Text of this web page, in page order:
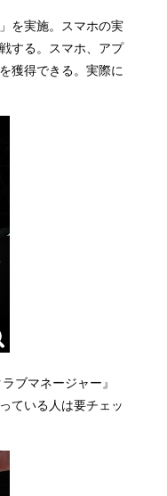
を実施。スマホの実
する。スマホ、アプ
獲得できる。実際に
ブマネージャー』
ている人は要チェッ